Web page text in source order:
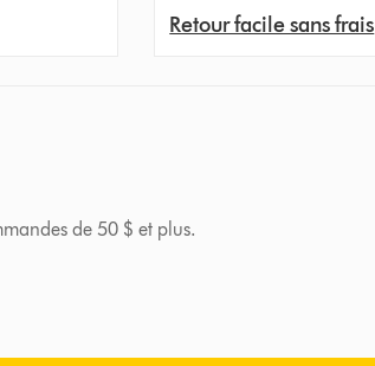
Retour facile sans frais
de 50 $ et plus.